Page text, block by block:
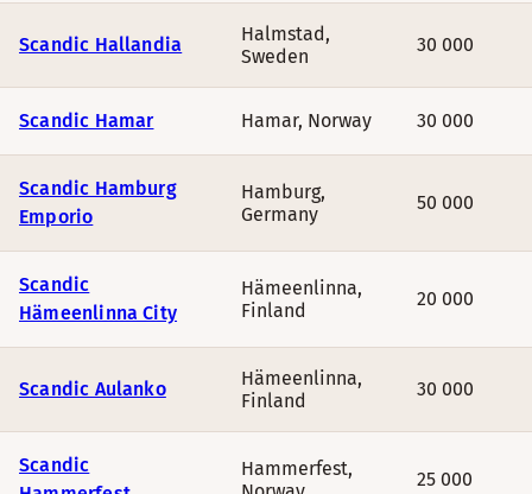
Scandic Hallandia Halmstad,
Sweden
30 000
Scandic Hamar Hamar, Norway 30 000
Scandic Hamburg
Emporio
Hamburg,
Germany
50 000
Scandic
Hämeenlinna City
Hämeenlinna,
Finland
20 000
Scandic Aulanko Hämeenlinna,
Finland
30 000
Scandic
Hammerfest,
25 000